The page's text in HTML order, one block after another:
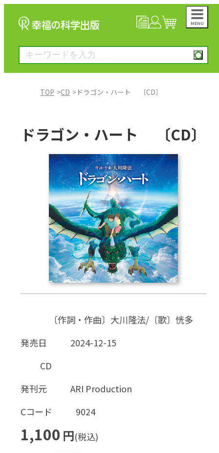
MENU
絵本
雑誌
CD
DVD・ブルーレイ
TOP CD ドラゴン・ハート 〔CD〕
ドラゴン・ハート 〔CD〕
〔作詞・作曲〕大川隆法/〔歌〕恍多
発売日
2024-12-15
CD
発刊元
ARI Production
Cコード
9024
1,100 円(税込)